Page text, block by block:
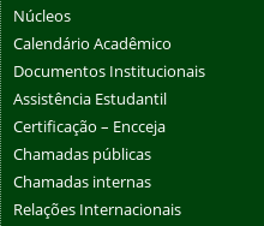
Núcleos
Calendário Acadêmico
Documentos Institucionais
Assistência Estudantil
Certificação – Encceja
Chamadas públicas
Chamadas internas
Relações Internacionais